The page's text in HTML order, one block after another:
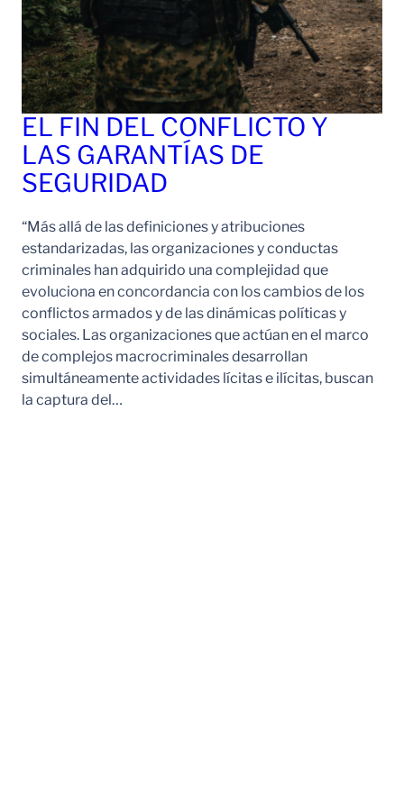
EL FIN DEL CONFLICTO Y
LAS GARANTÍAS DE
SEGURIDAD
“Más allá de las definiciones y atribuciones
estandarizadas, las organizaciones y conductas
criminales han adquirido una complejidad que
evoluciona en concordancia con los cambios de los
conflictos armados y de las dinámicas políticas y
sociales. Las organizaciones que actúan en el marco
de complejos macrocriminales desarrollan
simultáneamente actividades lícitas e ilícitas, buscan
la captura del…